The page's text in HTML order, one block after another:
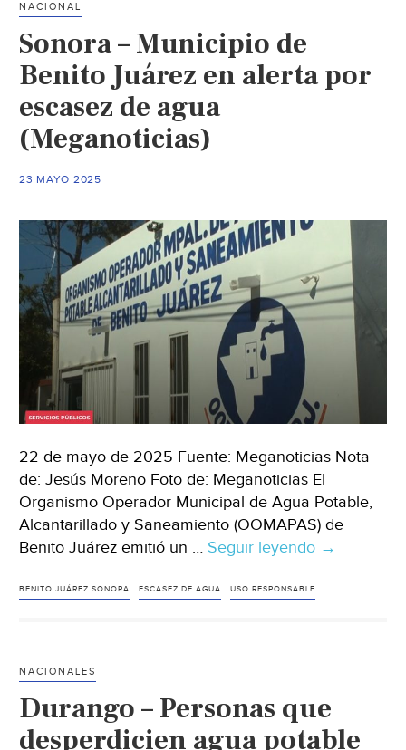
pagarán
por
el
servicio
de
agua
(Gaceta
UdeG)
NACIONAL
Sonora – Municipio de
Benito Juárez en alerta por
escasez de agua
(Meganoticias)
23 MAYO 2025
22 de mayo de 2025 Fuente: Meganoticias Nota
de: Jesús Moreno Foto de: Meganoticias El
Organismo Operador Municipal de Agua Potable,
Alcantarillado y Saneamiento (OOMAPAS) de
Benito Juárez emitió un … Seguir leyendo Sonora
alerta
por
→
BENITO JUÁREZ SONORA ESCASEZ DE AGUA USO RESPONSABLE
NACIONALES
Durango – Personas que
desperdicien agua potable